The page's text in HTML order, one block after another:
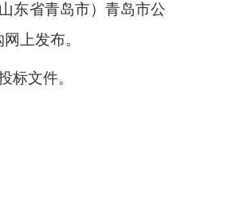
东省青岛市）青岛市公
上发布。
标文件。